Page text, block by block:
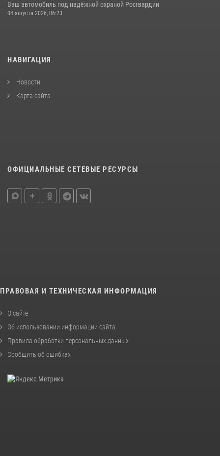
Ваш автомобиль под надёжной охраной Росгвардии
04 августа 2026, 06:23
НАВИГАЦИЯ
Новости
Карта сайта
ОФИЦИАЛЬНЫЕ СЕТЕВЫЕ РЕСУРСЫ
ПРАВОВАЯ И ТЕХНИЧЕСКАЯ ИНФОРМАЦИЯ
О сайте
Об использовании информации сайта
Правила обработки персональных данных
Сообщить об ошибках